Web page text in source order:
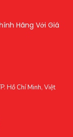
Hãng Với Giá
Hồ Chí Minh, Việt